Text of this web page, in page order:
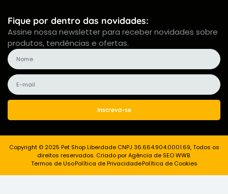
Fique por dentro das novidades:
Assine nossa newsletter para receber novidades sobre
produtos, tendências e ofertas.
Inscreva-se
Copyright © 2025 Pet Shop Liberdade CNPJ 36.664.904.0001.69, Todos os
direitos reservados. Criado por Agência de SEO WWB.
Termos de UsoPolítica de PrivacidadePolítica de Cookies